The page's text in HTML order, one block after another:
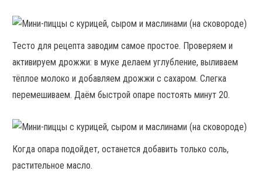
Тесто для рецепта заводим самое простое. Проверяем и
активируем дрожжи: в муке делаем углубление, выливаем
тёплое молоко и добавляем дрожжи с сахаром. Слегка
перемешиваем. Даём быстрой опаре постоять минут 20.
Когда опара подойдет, останется добавить только соль,
растительное масло.